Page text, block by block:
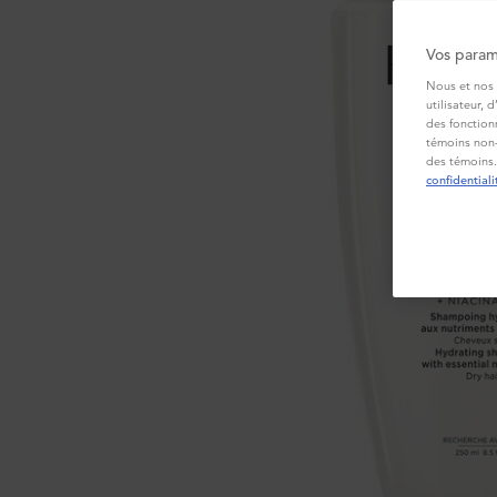
Vos
Nous et
utilisateur,
des
témoins
des